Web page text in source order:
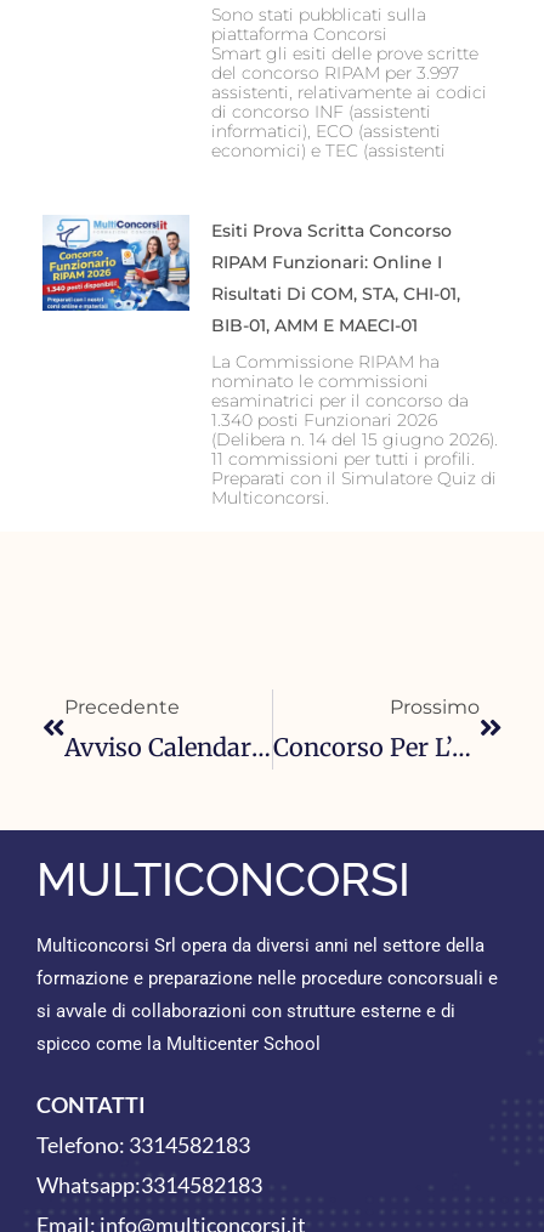
Sono stati pubblicati sulla
piattaforma Concorsi
Smart gli esiti delle prove scritte
del concorso RIPAM per 3.997
assistenti, relativamente ai codici
di concorso INF (assistenti
informatici), ECO (assistenti
economici) e TEC (assistenti
Esiti Prova Scritta Concorso
RIPAM Funzionari: Online I
Risultati Di COM, STA, CHI-01,
BIB-01, AMM E MAECI-01
La Commissione RIPAM ha
nominato le commissioni
esaminatrici per il concorso da
1.340 posti Funzionari 2026
(Delibera n. 14 del 15 giugno 2026).
11 commissioni per tutti i profili.
Preparati con il Simulatore Quiz di
Multiconcorsi.
Precedente
Avviso Calendario Di Convocazione Per Le Prove Fisiche, Accertamenti Attitudinali E Sanitari Del Concorso Scuole Militari Esercito Italiano 2025 Per 150 Posti
Prossimo
Concorso Per L’ammissione Di 144 Allievi Al Corso-Concorso Selettivo Di Formazione Dirigenziale Per Il Reclutamento Di 120 Dirigenti Nelle Amministrazioni Statali
MULTICONCORSI
Multiconcorsi Srl opera da diversi anni nel settore della
formazione e preparazione nelle procedure concorsuali e
si avvale di collaborazioni con strutture esterne e di
spicco come la Multicenter School
CONTATTI
Telefono: 3314582183
Whatsapp:3314582183
Email:info@multiconcorsi.it